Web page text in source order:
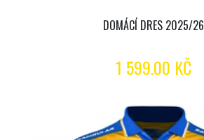
DOMÁCÍ DRES 2025/26
1 599.00 KČ